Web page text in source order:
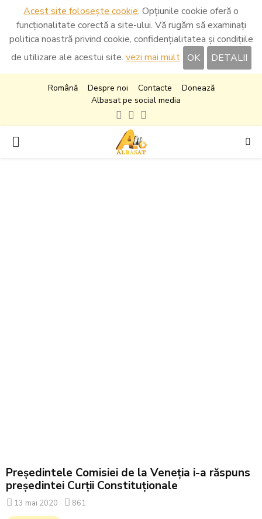
Acest site folosește cookie. Opțiunile cookie oferă o
funcționalitate corectă a site-ului. Vă rugăm să examinați
politica noastră privind cookie, confidențialitatea și condițiile
de utilizare ale acestui site. vezi mai mult OK DETALII
Română Despre noi Contacte
Donează
Albasat pe social media
Facebook
Instagram
PRIMARY
Președintele Comisiei de la Veneția i-a răspuns
președintei Curții Constituționale
13 mai 2020 861